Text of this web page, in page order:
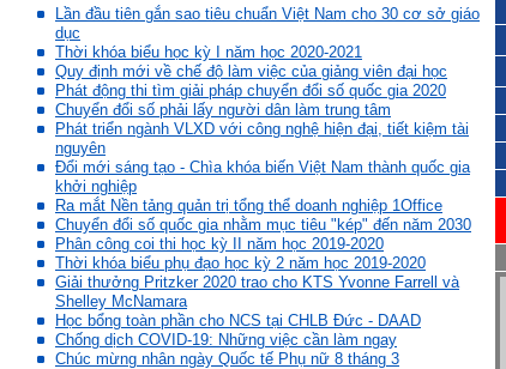
Lần đầu tiên gắn sao tiêu chuẩn Việt Nam cho 30 cơ sở giáo
dục
Thời khóa biểu học kỳ I năm học 2020-2021
Quy định mới về chế độ làm việc của giảng viên đại học
Phát động thi tìm giải pháp chuyển đổi số quốc gia 2020
Chuyển đổi số phải lấy người dân làm trung tâm
Phát triển ngành VLXD với công nghệ hiện đại, tiết kiệm tài
nguyên
Đổi mới sáng tạo - Chìa khóa biến Việt Nam thành quốc gia
khởi nghiệp
Ra mắt Nền tảng quản trị tổng thể doanh nghiệp 1Office
Chuyển đổi số quốc gia nhằm mục tiêu "kép" đến năm 2030
Phân công coi thi học kỳ II năm học 2019-2020
Thời khóa biểu phụ đạo học kỳ 2 năm học 2019-2020
Giải thưởng Pritzker 2020 trao cho KTS Yvonne Farrell và
Shelley McNamara
Học bổng toàn phần cho NCS tại CHLB Đức - DAAD
Chống dịch COVID-19: Những việc cần làm ngay
Chúc mừng nhân ngày Quốc tế Phụ nữ 8 tháng 3